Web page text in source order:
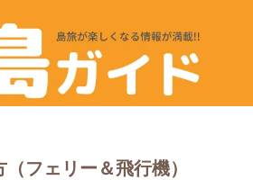
フェリー＆飛行機）